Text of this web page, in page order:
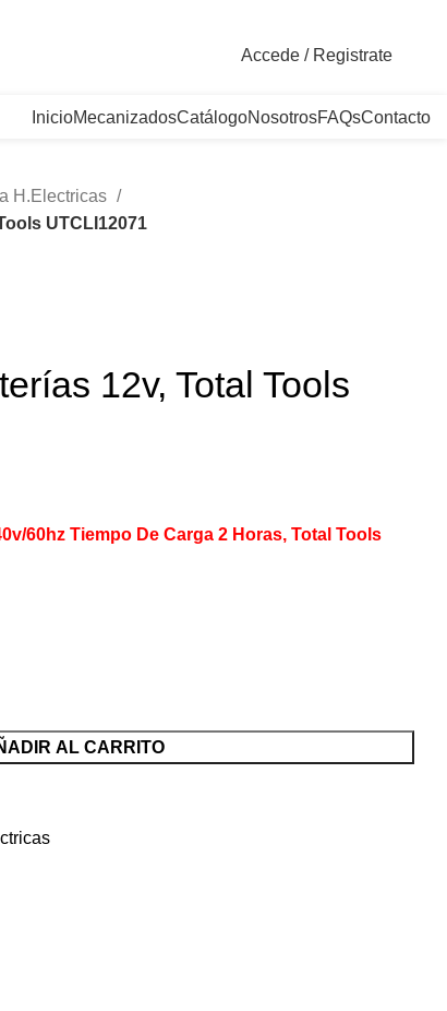
Accede / Registrate
InicioMecanizadosCatálogoNosotrosFAQsContacto
H.Electricas
UTCLI12071
12v, Total Tools
60hz Tiempo De Carga 2 Horas, Total Tools
AL CARRITO